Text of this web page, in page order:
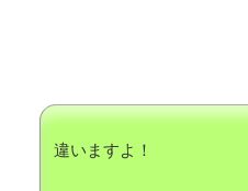
違いますよ！